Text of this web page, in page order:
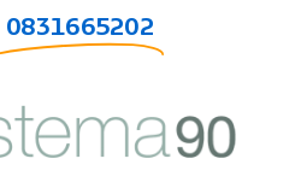
0831665202